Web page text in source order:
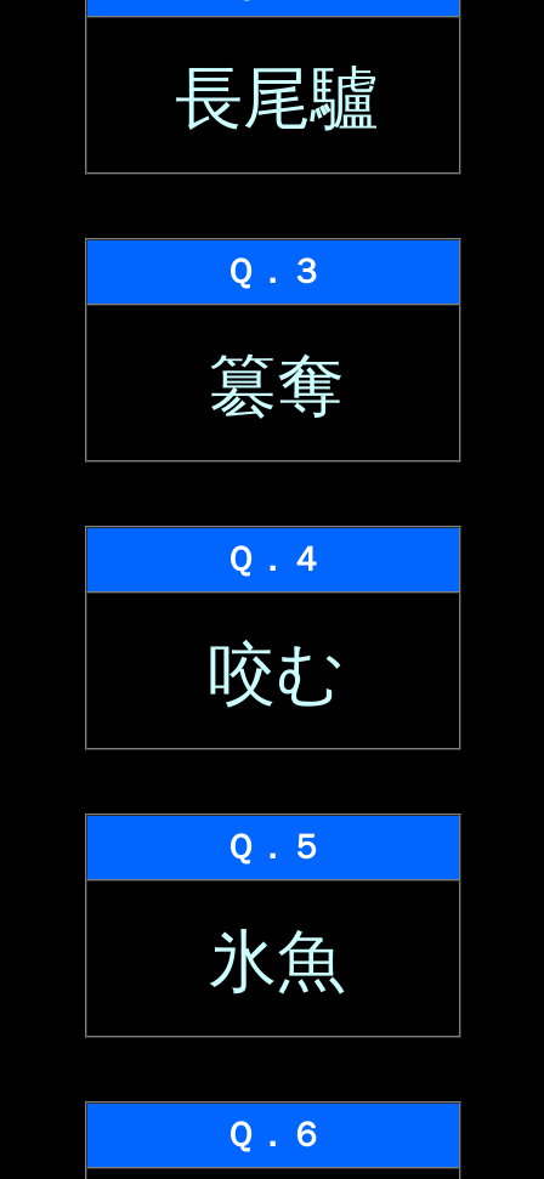
長尾驢
Ｑ．３
簒奪
Ｑ．４
咬む
Ｑ．５
氷魚
Ｑ．６